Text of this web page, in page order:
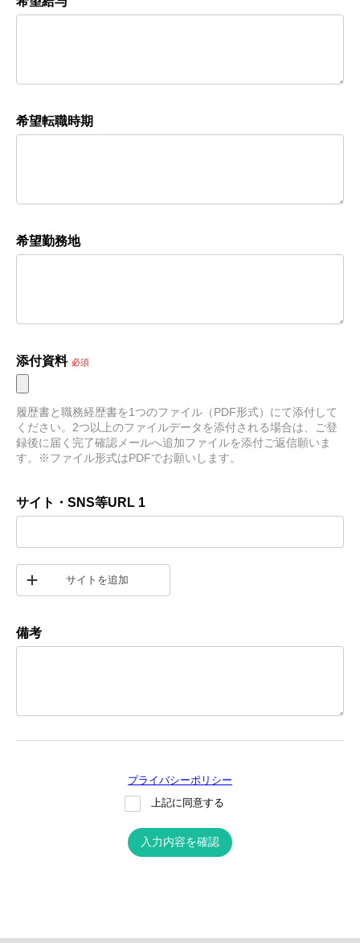
希望転職時期
希望勤務地
添付資料 必須
履歴書と職務経歴書を1つのファイル（PDF形式）にて添付して
ください。2つ以上のファイルデータを添付される場合は、ご登
録後に届く完了確認メールへ追加ファイルを添付ご返信願いま
す。※ファイル形式はPDFでお願いします。
サイト・SNS等URL 1
サイトを追加
備考
プライバシーポリシー
上記に同意する
入力内容を確認